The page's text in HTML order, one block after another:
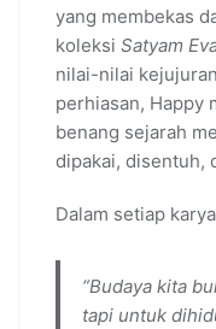
yang membekas
koleksi Satyam
nilai-nilai
perhiasan, Happy
benang sejarah
dipakai, disentuh,
Dalam setiap
“Budaya kita
tapi untuk